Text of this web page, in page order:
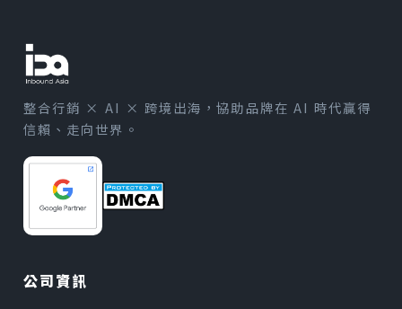
整合行銷 × AI × 跨境出海，協助品牌在 AI 時代贏得
信賴、走向世界。
公司資訊